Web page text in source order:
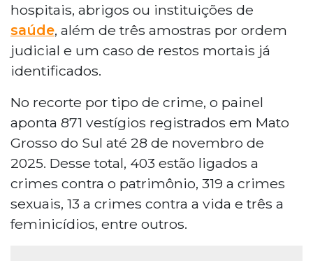
hospitais, abrigos ou instituições de
saúde, além de três amostras por ordem
judicial e um caso de restos mortais já
identificados.
No recorte por tipo de crime, o painel
aponta 871 vestígios registrados em Mato
Grosso do Sul até 28 de novembro de
2025. Desse total, 403 estão ligados a
crimes contra o patrimônio, 319 a crimes
sexuais, 13 a crimes contra a vida e três a
feminicídios, entre outros.